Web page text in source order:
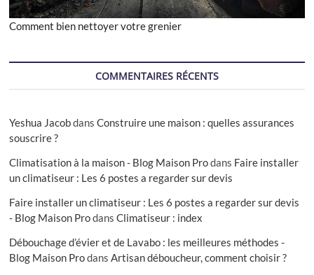
Comment bien nettoyer votre grenier
COMMENTAIRES RÉCENTS
Yeshua JacobdansConstruire une maison : quelles assurances
souscrire ?
Climatisation à la maison - Blog Maison Prodans Faire installer
un climatiseur : Les 6 postes a regarder sur devis
Faire installer un climatiseur : Les 6 postes a regarder sur devis
- Blog Maison ProdansClimatiseur : index
Débouchage d’évier et de Lavabo : les meilleures méthodes -
Blog Maison ProdansArtisan déboucheur, comment choisir ?